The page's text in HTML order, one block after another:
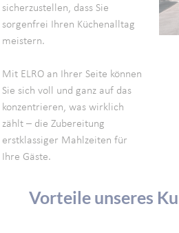
sicherzustellen, dass Sie
sorgenfrei Ihren Küchenalltag
meistern.
Mit ELRO an Ihrer Seite können
Sie sich voll und ganz auf das
konzentrieren, was wirklich
zählt – die Zubereitung
erstklassiger Mahlzeiten für
Ihre Gäste.
Vorteile unseres